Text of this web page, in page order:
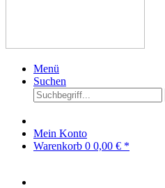
Menü
Suchen
Mein Konto
Warenkorb 0 0,00 € *